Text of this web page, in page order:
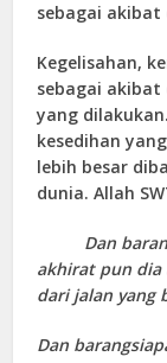
sebagai
Kegelisahan,
sebagai
yang
kesedihan
lebih besar
dunia. Allah
Dan
akhirat pun dia
dari jalan yang
Dan